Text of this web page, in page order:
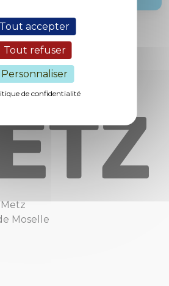
Tout accepter
Tout refuser
Personnaliser
de confidentialité
Moselle